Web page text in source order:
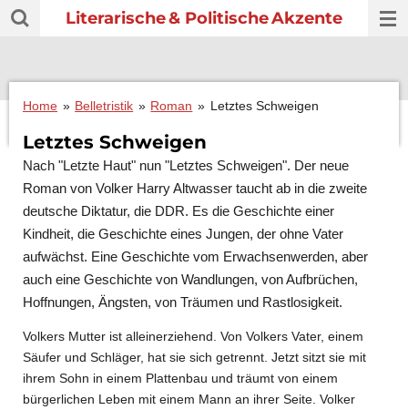
Zum
Hauptinhalt
Literarische& PolitischeAkzente
Home » Belletristik » Roman » Letztes Schweigen
Letztes Schweigen
Nach "Letzte Haut" nun "Letztes Schweigen". Der neue
Roman von Volker Harry Altwasser taucht ab in die zweite
deutsche Diktatur, die DDR. Es die Geschichte einer
Kindheit, die Geschichte eines Jungen, der ohne Vater
aufwächst. Eine Geschichte vom Erwachsenwerden, aber
auch eine Geschichte von Wandlungen, von Aufbrüchen,
Hoffnungen, Ängsten, von Träumen und Rastlosigkeit.
Volkers Mutter ist alleinerziehend. Von Volkers Vater, einem
Säufer und Schläger, hat sie sich getrennt. Jetzt sitzt sie mit
ihrem Sohn in einem Plattenbau und träumt von einem
bürgerlichen Leben mit einem Mann an ihrer Seite. Volker